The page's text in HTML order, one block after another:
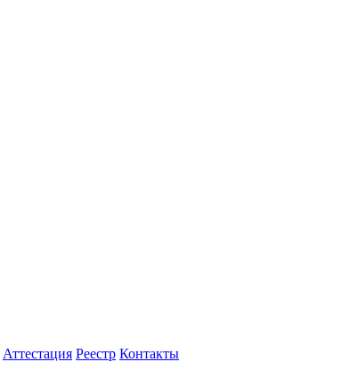
Аттестация Реестр Контакты